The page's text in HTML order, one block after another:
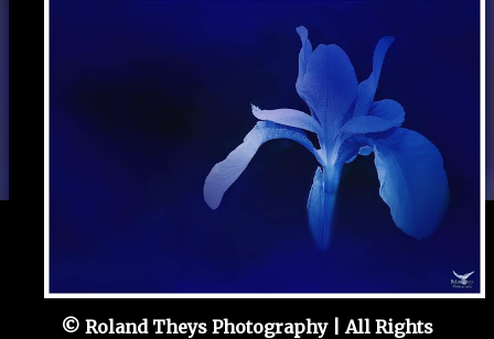
© Roland Theys Photography | All Rights